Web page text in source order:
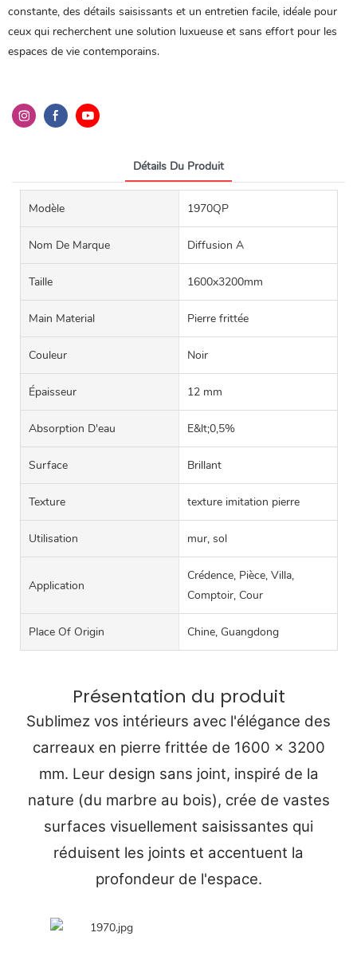
constante, des détails saisissants et un entretien facile, idéale pour
ceux qui recherchent une solution luxueuse et sans effort pour les
espaces de vie contemporains.
Détails Du Produit
Modèle 1970QP
Nom De Marque Diffusion A
Taille 1600x3200mm
Main Material Pierre frittée
Couleur Noir
Épaisseur 12 mm
Absorption D'eau E&lt;0,5%
Surface Brillant
Texture texture imitation pierre
Utilisation mur, sol
Application
Crédence, Pièce, Villa,
Comptoir, Cour
Place Of Origin Chine, Guangdong
Présentation du produit
Sublimez vos intérieurs avec l'élégance des
carreaux en pierre frittée de 1600 x 3200
mm. Leur design sans joint, inspiré de la
nature (du marbre au bois), crée de vastes
surfaces visuellement saisissantes qui
réduisent les joints et accentuent la
profondeur de l'espace.